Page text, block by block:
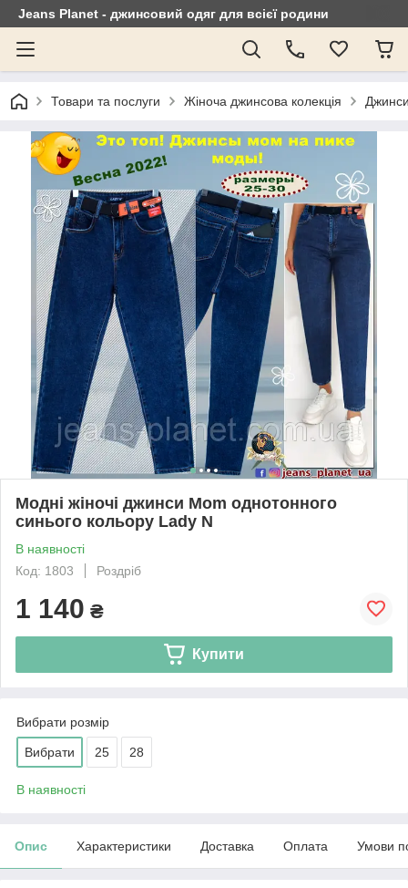
Jeans Planet - джинсовий одяг для всієї родини
Товари та послуги Жіноча джинсова колекція
Модні жіночі джинси Mom однотонного
синього кольору Lady N
В наявності
Код: 1803
Роздріб
1 140 ₴
Купити
Вибрати розмір
Вибрати 25 28
В наявності
Опис Характеристики Доставка Оплата Умови